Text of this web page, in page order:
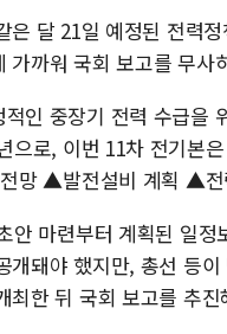
은 달 21일 예정된 전력
가까워 국회 보고를 무
인 중장기 전력 수급을
으로, 이번 11차 전기본
망 ▲발전설비 계획 ▲전
안 마련부터 계획된 일
개돼야 했지만, 총선 등
최한 뒤 국회 보고를 추